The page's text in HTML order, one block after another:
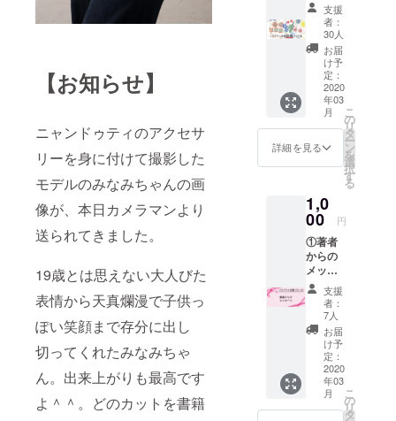
【お知らせ】
ニャンドゥティのアクセサ
リーを身に付けて撮影した
モデルのみなみちゃんの画
像が、本日カメラマンより
送られてきました。
19歳とは思えない大人びた
表情から天真爛漫で子供っ
ぽい笑顔まで存分に出し
切ってくれたみなみちゃ
ん。出来上がりも最高です
よ＾＾。どのカットを書籍
少人数で
日々コツコ
ツと皆さま
に喜んでい
ただける書
籍の制作に
取り組んで
います。
支援
者：
30人
お届
け予
定：
2020
年03
月
詳細を見る
こ
の
リ
タ
ー
ン
を
選
択
す
る
1,0
00 円
①著者
からの
メッ
セージ
パラグ
アイの
ために
頑張っ
て！と
いうパ
トロン
様はこ
ちらを
支援
者：
7人
お届
け予
定：
2020
年03
月
こ
の
リ
タ